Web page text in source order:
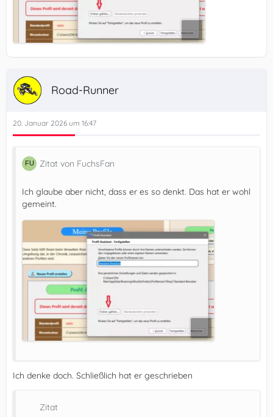
Road-Runner
20. Januar 2026 um 16:47
Zitat von FuchsFan
Ich glaube aber nicht, dass er es so denkt. Das hat er wohl
gemeint.
Ich denke doch. Schließlich hat er geschrieben
Zitat